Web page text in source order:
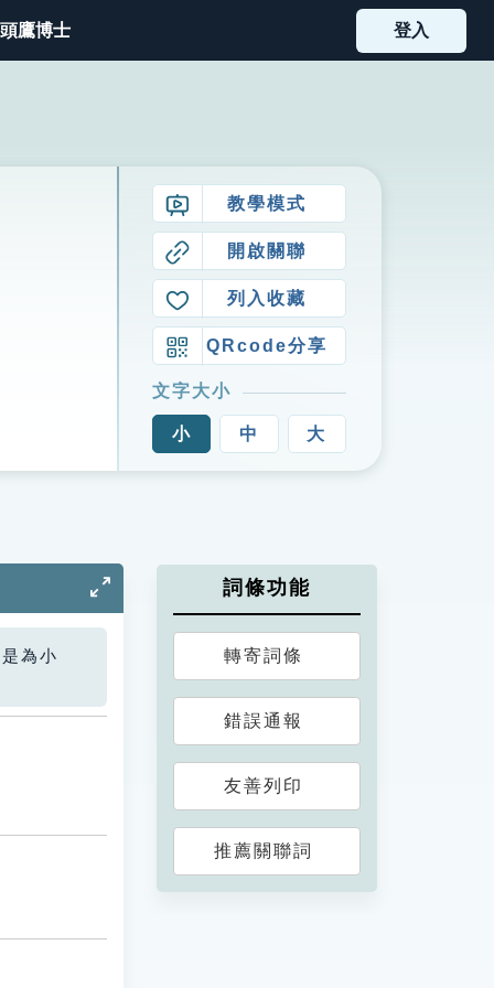
鷹博士 登入
教學模式
開啟關聯
列入收藏
QRcode分享
文字大小
小 中 大
為小
詞條功能
轉寄詞條
錯誤通報
友善列印
推薦關聯詞